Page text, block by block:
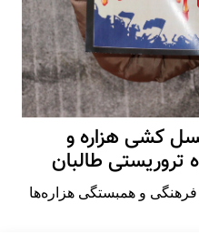
کشی هزاره و
تروریستی طالبان
و همبستگی هزاره‌ها